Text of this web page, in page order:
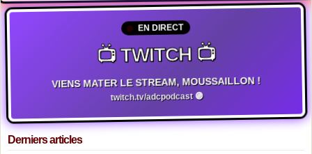
EN DIRECT
📺 TWITCH 📺
VIENS MATER LE STREAM, MOUSSAILLON !
twitch.tv/adcpodcast 🟣
Derniers articles